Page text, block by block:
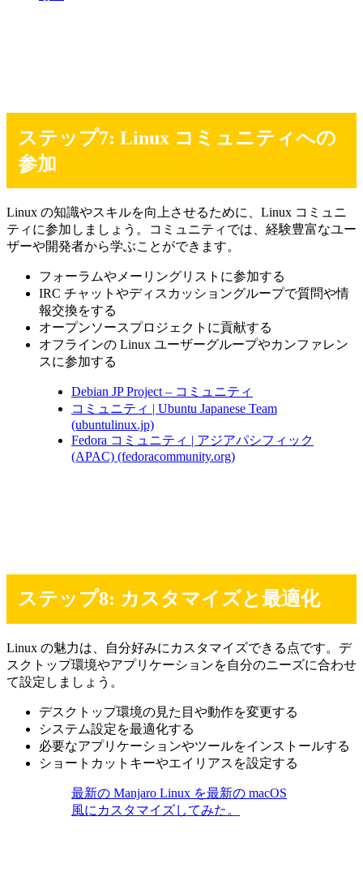
ステップ7: Linux コミュニティへの
参加
Linux の知識やスキルを向上させるために、Linux コミュニ
ティに参加しましょう。コミュニティでは、経験豊富なユー
ザーや開発者から学ぶことができます。
フォーラムやメーリングリストに参加する
IRC チャットやディスカッショングループで質問や情
報交換をする
オープンソースプロジェクトに貢献する
オフラインの Linux ユーザーグループやカンファレン
スに参加する
Debian JP Project – コミュニティ
コミュニティ | Ubuntu Japanese Team
(ubuntulinux.jp)
Fedora コミュニティ | アジアパシフィック
(APAC) (fedoracommunity.org)
ステップ8: カスタマイズと最適化
Linux の魅力は、自分好みにカスタマイズできる点です。デ
スクトップ環境やアプリケーションを自分のニーズに合わせ
て設定しましょう。
デスクトップ環境の見た目や動作を変更する
システム設定を最適化する
必要なアプリケーションやツールをインストールする
ショートカットキーやエイリアスを設定する
最新の Manjaro Linux を最新の macOS
風にカスタマイズしてみた。